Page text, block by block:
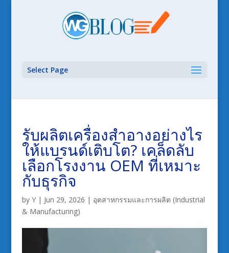
Select Page
รับผลิตเครื่องสำอางอย่างไร
ให้แบรนด์เติบโต? เคล็ดลับ
เลือกโรงงาน OEM ที่เหมาะ
กับธุรกิจ
by Y| Jun 29, 2026 | อุตสาหกรรมและการผลิต (Industrial
& Manufacturing)